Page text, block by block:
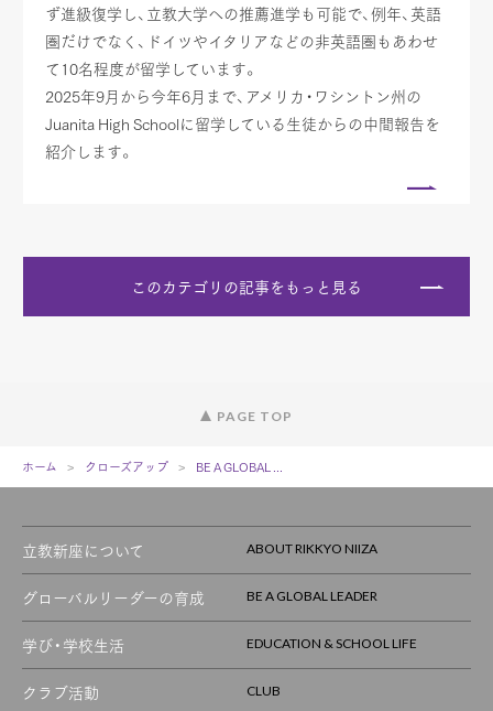
ず進級復学し、立教大学への推薦進学も可能で、例年、英語
圏だけでなく、ドイツやイタリアなどの非英語圏もあわせ
て10名程度が留学しています。
2025年9月から今年6月まで、アメリカ・ワシントン州の
Juanita High Schoolに留学している生徒からの中間報告を
紹介します。
このカテゴリの記事をもっと見る
PAGE TOP
ホーム クローズアップ BE A GLOBAL ...
ABOUT RIKKYO NIIZA
立教新座について
BE A GLOBAL LEADER
グローバルリーダーの育成
EDUCATION & SCHOOL LIFE
学び・学校生活
CLUB
クラブ活動